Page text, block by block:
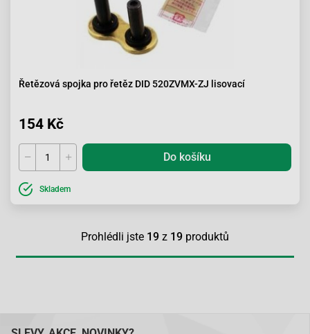
Řetězová spojka pro řetěz DID 520ZVMX-ZJ lisovací
154 Kč
Do košíku
Skladem
Prohlédli jste 19 z 19 produktů